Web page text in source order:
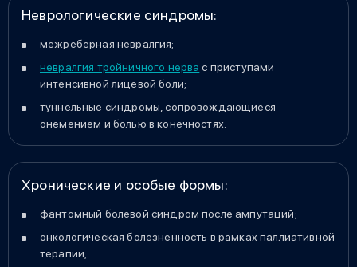
Неврологические синдромы:
межреберная невралгия;
невралгия тройничного нерва с приступами
интенсивной лицевой боли;
туннельные синдромы, сопровождающиеся
онемением и болью в конечностях.
Хронические и особые формы:
фантомный болевой синдром после ампутаций;
онкологическая болезненность в рамках паллиативной
терапии;